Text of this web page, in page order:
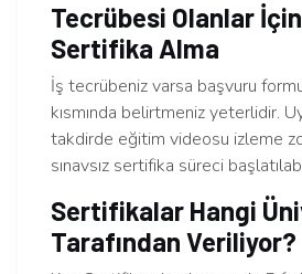
Tecrübesi Olanlar İçin
Sertifika Alma
İş tecrübeniz varsa başvuru
kısmında belirtmeniz yeterlidir.
takdirde eğitim videosu izleme
sınavsız sertifika süreci
Sertifikalar Hangi
Tarafından Veriliyor?